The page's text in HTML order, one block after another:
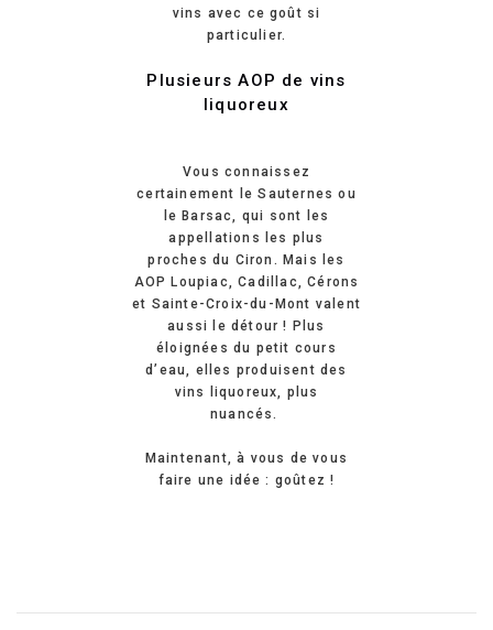
vins avec ce goût si
particulier.
Plusieurs AOP de vins
liquoreux
Vous connaissez
certainement le Sauternes ou
le Barsac, qui sont les
appellations les plus
proches du Ciron. Mais les
AOP Loupiac, Cadillac, Cérons
et Sainte-Croix-du-Mont valent
aussi le détour ! Plus
éloignées du petit cours
d’eau, elles produisent des
vins liquoreux, plus
nuancés.
Maintenant, à vous de vous
faire une idée : goûtez !